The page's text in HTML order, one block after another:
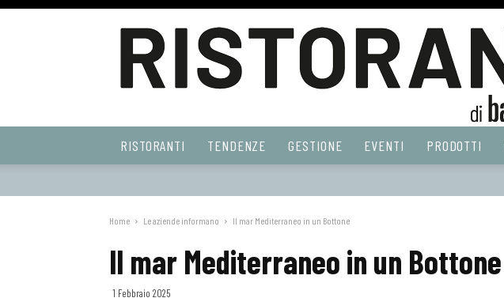
Web
RISTORANTI TENDENZE GESTIONE EVENTI PRODOTTI
Home Le aziende informano Il mar Mediterraneo in un Bottone
Il mar Mediterraneo in un Bottone
1 Febbraio 2025